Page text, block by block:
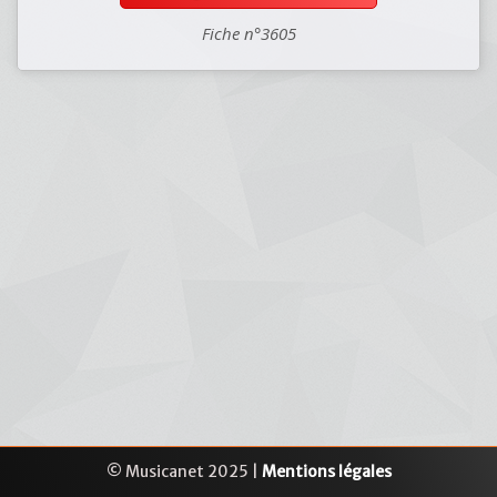
Fiche n°3605
© Musicanet 2025 | Mentions légales